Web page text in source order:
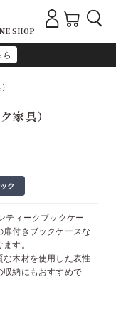
SHOP
家具）
ク
ティークブックケー
付きブックケースな
す。
木材を使用した表性
収納にもおすすめで